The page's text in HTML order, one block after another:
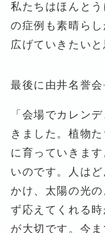
私たちはほんと
の症例も素晴ら
広げていきたいと
最後に由井名誉会
「会場でカレン
きました。植物
に育っていきま
いのです。人は
かけ、太陽の光
ず応えてくれる
が大切です。今